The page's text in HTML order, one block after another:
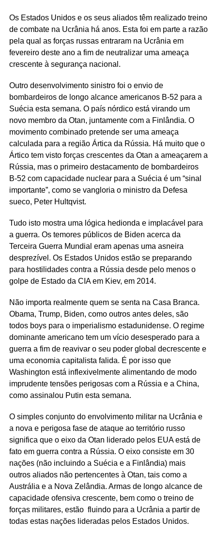
Os Estados Unidos e os seus aliados têm realizado treino
de combate na Ucrânia há anos. Esta foi em parte a razão
pela qual as forças russas entraram na Ucrânia em
fevereiro deste ano a fim de neutralizar uma ameaça
crescente à segurança nacional.
Outro desenvolvimento sinistro foi o envio de
bombardeiros de longo alcance americanos B-52 para a
Suécia esta semana. O país nórdico está virando um
novo membro da Otan, juntamente com a Finlândia. O
movimento combinado pretende ser uma ameaça
calculada para a região Ártica da Rússia. Há muito que o
Ártico tem visto forças crescentes da Otan a ameaçarem a
Rússia, mas o primeiro destacamento de bombardeiros
B-52 com capacidade nuclear para a Suécia é um “sinal
importante”, como se vangloria o ministro da Defesa
sueco, Peter Hultqvist.
Tudo isto mostra uma lógica hedionda e implacável para
a guerra. Os temores públicos de Biden acerca da
Terceira Guerra Mundial eram apenas uma asneira
desprezível. Os Estados Unidos estão se preparando
para hostilidades contra a Rússia desde pelo menos o
golpe de Estado da CIA em Kiev, em 2014.
Não importa realmente quem se senta na Casa Branca.
Obama, Trump, Biden, como outros antes deles, são
todos boys para o imperialismo estadunidense. O regime
dominante americano tem um vício desesperado para a
guerra a fim de reavivar o seu poder global decrescente e
uma economia capitalista falida. É por isso que
Washington está inflexivelmente alimentando de modo
imprudente tensões perigosas com a Rússia e a China,
como assinalou Putin esta semana.
O simples conjunto do envolvimento militar na Ucrânia e
a nova e perigosa fase de ataque ao território russo
significa que o eixo da Otan liderado pelos EUA está de
fato em guerra contra a Rússia. O eixo consiste em 30
nações (não incluindo a Suécia e a Finlândia) mais
outros aliados não pertencentes à Otan, tais como a
Austrália e a Nova Zelândia. Armas de longo alcance de
capacidade ofensiva crescente, bem como o treino de
forças militares, estão fluindo para a Ucrânia a partir de
todas estas nações lideradas pelos Estados Unidos.